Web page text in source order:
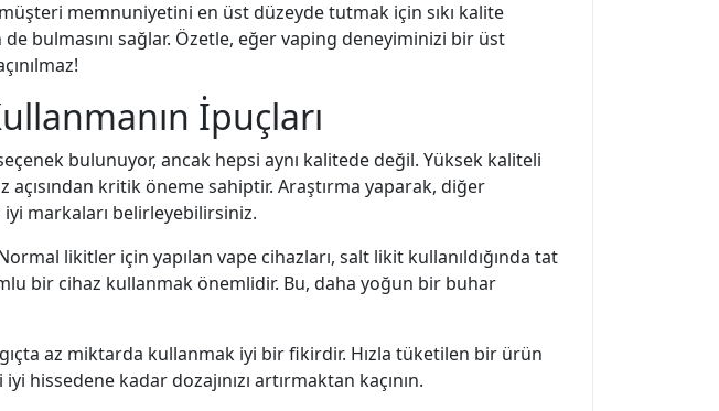
memnuniyetini en üst düzeyde tutmak için sıkı kalite
bulmasını sağlar. Özetle, eğer vaping deneyiminizi bir üst
İpuçları
bulunuyor, ancak hepsi aynı kalitede değil. Yüksek kaliteli
kritik öneme sahiptir. Araştırma yaparak, diğer
iyi markaları belirleyebilirsiniz.
likitler için yapılan vape cihazları, salt likit kullanıldığında tat
bir cihaz kullanmak önemlidir. Bu, daha yoğun bir buhar
az miktarda kullanmak iyi bir fikirdir. Hızla tüketilen bir ürün
hissedene kadar dozajınızı artırmaktan kaçının.